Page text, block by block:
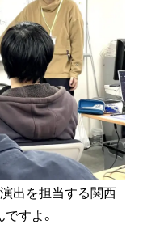
出を担当する関西
すよ。